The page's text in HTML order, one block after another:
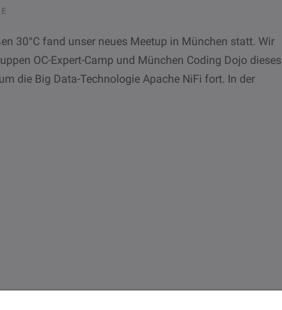
30°C fand unser neues Meetup in München statt. Wir
OC-Expert-Camp und München Coding Dojo dieses
die Big Data-Technologie Apache NiFi fort. In der